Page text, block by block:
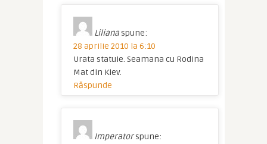
Liliana spune:
28 aprilie 2010 la 6:10
Urata statuie. Seamana cu Rodina
Mat din Kiev.
Răspunde
Imperator spune: